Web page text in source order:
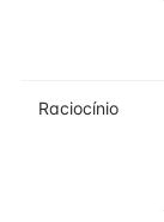
Raciocínio